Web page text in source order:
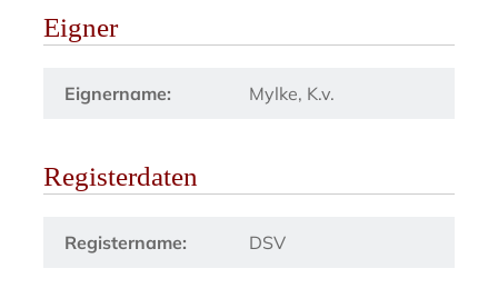
Eigner
Eignername: Mylke, K.v.
Registerdaten
Registername: DSV